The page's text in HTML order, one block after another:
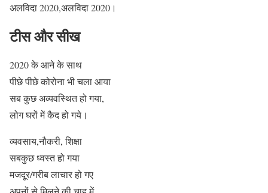
अलविदा 2020,अलविदा 2020।
टीस और सीख
2020 के आने के साथ
पीछे पीछे कोरोना भी चला आया
सब कुछ अव्यवस्थित हो गया,
लोग घरों में कैद हो गये।
व्यवसाय,नौकरी, शिक्षा
सबकुछ ध्वस्त हो गया
मजदूर/गरीब लाचार हो गए